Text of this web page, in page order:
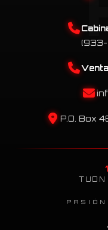
(933-
P.O. Box
TUDN